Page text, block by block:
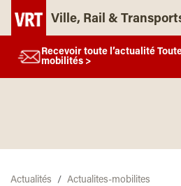
Ville, Rail &
Recevoir toute l’actualité
mobilités >
Actualités
Actualites-mobilites